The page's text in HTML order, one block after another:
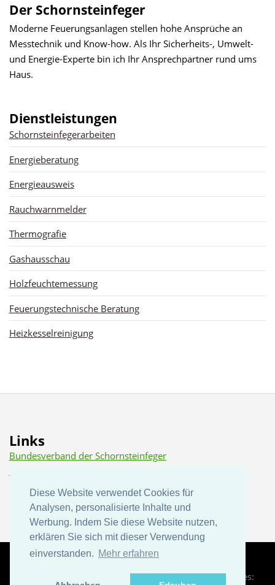
Diese Website verwendet Cookies für
Analysen, personalisierte Inhalte und
Werbung. Indem Sie diese Website nutzen,
erklären Sie sich mit dieser Verwendung
einverstanden. Mehr erfahren
Diese Website verwendet Cookies für
Analysen, personalisierte Inhalte und
Werbung. Indem Sie diese Website nutzen,
erklären Sie sich mit dieser Verwendung
einverstanden. Mehr erfahren
Der Schornsteinfeger
Moderne Feuerungsanlagen stellen hohe Ansprüche an
Messtechnik und Know-how. Als Ihr Sicherheits-, Umwelt-
und Energie-Experte bin ich Ihr Ansprechpartner rund ums
Haus.
Dienstleistungen
Schornsteinfegerarbeiten
Energieberatung
Energieausweis
Rauchwarnmelder
Thermografie
Gashausschau
Holzfeuchtemessung
Feuerungstechnische Beratung
Heizkesselreinigung
Links
Bundesverband der Schornsteinfeger
© 2012 Siegfried Becker | Design:TEMPLATEDImages: